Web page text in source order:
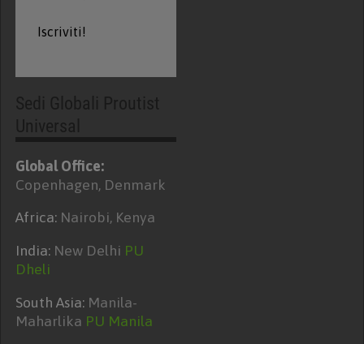
Global Office:
Copenhagen, Denmark
Africa: Nairobi, Kenya
India: New Delhi PU
Dheli
South Asia: Manila-
Maharlika PU Manila